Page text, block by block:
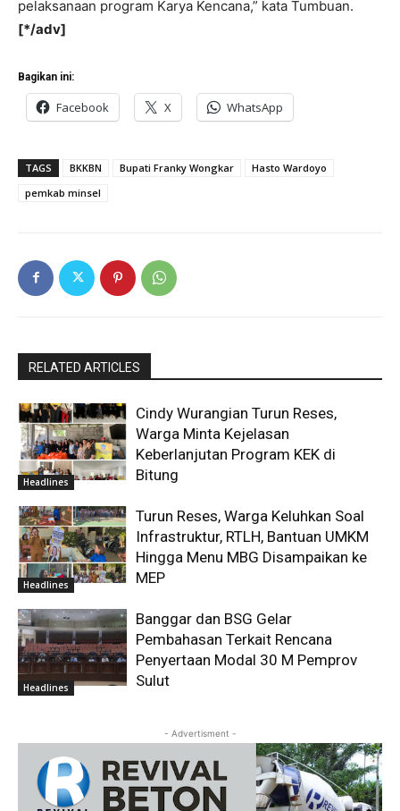
pelaksanaan program Karya Kencana,” kata Tumbuan.
[*/adv]
Bagikan ini:
Facebook X WhatsApp
TAGS BKKBN Bupati Franky Wongkar
Hasto Wardoyo
pemkab minsel
RELATED ARTICLES
Headlines
Cindy Wurangian Turun Reses,
Warga Minta Kejelasan
Keberlanjutan Program KEK di
Bitung
Headlines
Turun Reses, Warga Keluhkan Soal
Infrastruktur, RTLH, Bantuan UMKM
Hingga Menu MBG Disampaikan ke
MEP
Headlines
Banggar dan BSG Gelar
Pembahasan Terkait Rencana
Penyertaan Modal 30 M Pemprov
Sulut
- Advertisment -